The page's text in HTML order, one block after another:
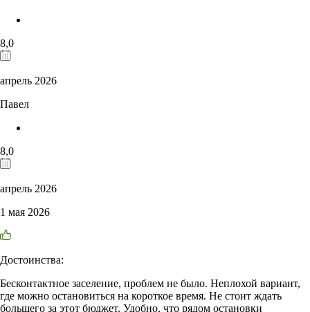
8,0
апрель 2026
Павел
8,0
апрель 2026
1 мая 2026
Достоинства:
Бесконтактное заселение, проблем не было. Неплохой вариант,
где можно остановиться на короткое время. Не стоит ждать
большего за этот бюджет. Удобно, что рядом остановки